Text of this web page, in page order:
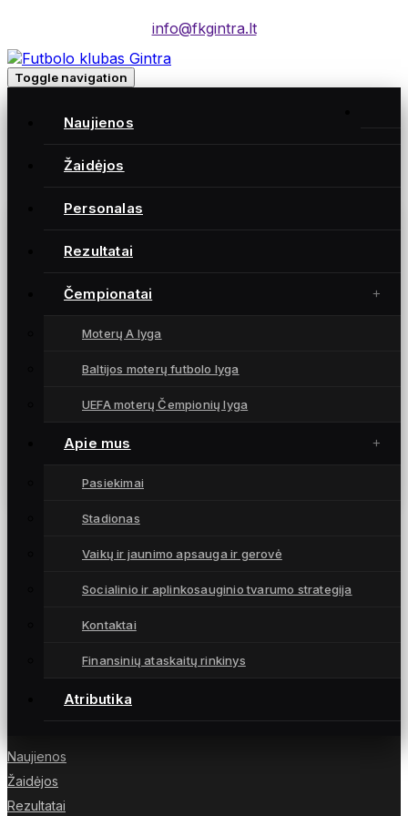
info@fkgintra.lt
Toggle navigation
Naujienos
Žaidėjos
Personalas
Rezultatai
Čempionatai
Moterų A lyga
Baltijos moterų futbolo lyga
UEFA moterų Čempionių lyga
Apie mus
Pasiekimai
Stadionas
Vaikų ir jaunimo apsauga ir gerovė
Socialinio ir aplinkosauginio tvarumo strategija
Kontaktai
Finansinių ataskaitų rinkinys
Atributika
Įrašai
Home
Gintra naujienos
Unikalioje „Gubernija HUB“ erdvėje pristatyta
komandos sudėtis
5 kovo, 2025
Moterų futbolo klubas „Gintra“ – daugkartinės
Lietuvai UEFA moterų Čempionių lygoje.
Naujienos
Žaidėjos
Rezultatai